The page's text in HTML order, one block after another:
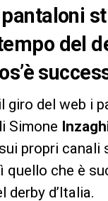
del
giro del web i
Simone
sui propri canali
quello che è
derby d’Italia.